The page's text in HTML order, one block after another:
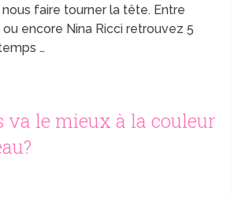
faire tourner la tête. Entre
ou encore Nina Ricci retrouvez 5
…
va le mieux à la couleur